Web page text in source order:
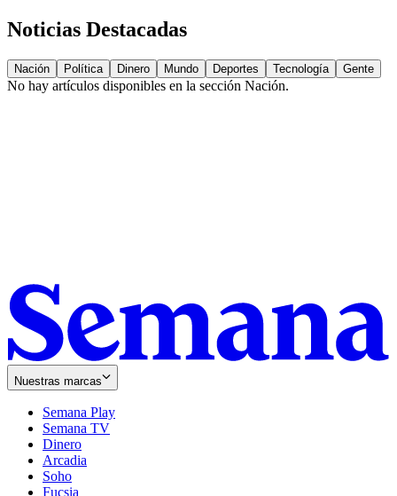
Noticias Destacadas
Nación Política Dinero Mundo Deportes Tecnología Gente
No hay artículos disponibles en la sección Nación.
Nuestras marcas
Semana Play
Semana TV
Dinero
Arcadia
Soho
in
Fucsia